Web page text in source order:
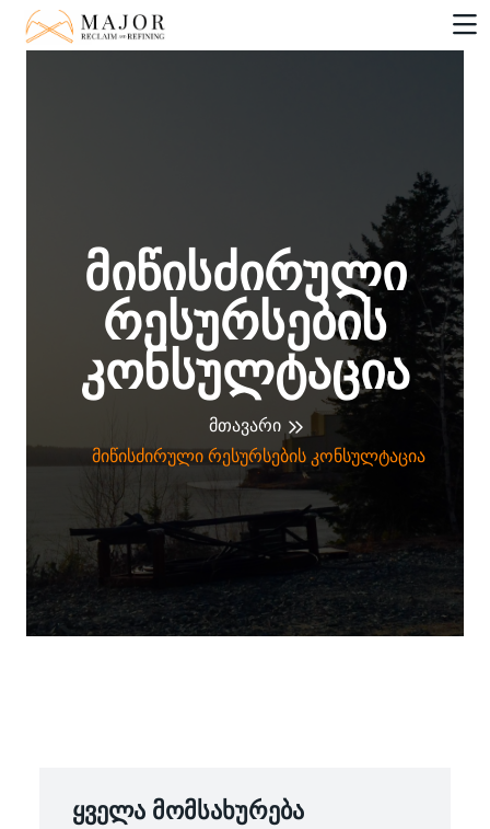
Მიწისძირული
Რესურსების
Კონსულტაცია
Მთავარი
Მიწისძირული Რესურსების Კონსულტაცია
ყველა მომსახურება